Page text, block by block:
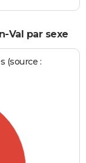
Val par sexe
(source :